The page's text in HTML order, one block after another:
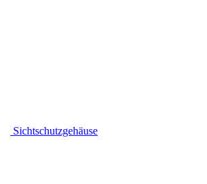
Sichtschutzgehäuse